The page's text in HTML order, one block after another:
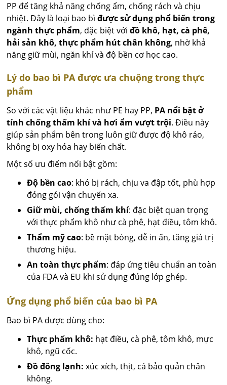
PP để tăng khả năng chống ẩm, chống rách và chịu
nhiệt. Đây là loại bao bìđược sử dụng phổ biến trong
ngành thực phẩm, đặc biệt vớiđồ khô, hạt, cà phê,
hải sản khô, thực phẩm hút chân không, nhờ khả
năng giữ mùi, ngăn khí và độ bền cơ học cao.
Lý do bao bì PA được ưa chuộng trong thực
phẩm
So với các vật liệu khác như PE hay PP, PA nổi bật ở
tính chống thấm khí và hơi ẩm vượt trội. Điều này
giúp sản phẩm bên trong luôn giữ được độ khô ráo,
không bị oxy hóa hay biến chất.
Một số ưu điểm nổi bật gồm:
Độ bền cao: khó bị rách, chịu va đập tốt, phù hợp
đóng gói vận chuyển xa.
Giữ mùi, chống thấm khí: đặc biệt quan trọng
với thực phẩm khô như cà phê, hạt điều, tôm khô.
Thẩm mỹ cao: bề mặt bóng, dễ in ấn, tăng giá trị
thương hiệu.
An toàn thực phẩm: đáp ứng tiêu chuẩn an toàn
của FDA và EU khi sử dụng đúng lớp ghép.
Ứng dụng phổ biến của bao bì PA
Bao bì PA được dùng cho:
Thực phẩm khô: hạt điều, cà phê, tôm khô, mực
khô, ngũ cốc.
Đồ đông lạnh: xúc xích, thịt, cá bảo quản chân
không.